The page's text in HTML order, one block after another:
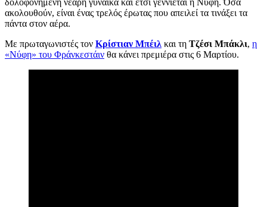
δολοφονημένη νεαρή γυναίκα και έτσι γεννιέται η Νύφη. Όσα
ακολουθούν, είναι ένας τρελός έρωτας που απειλεί τα τινάξει τα
πάντα στον αέρα.
Με πρωταγωνιστές τον Κρίστιαν Μπέιλ και τη Τζέσι Μπάκλι, η
«Νύφη» του Φράνκεστάιν θα κάνει πρεμιέρα στις 6 Μαρτίου.